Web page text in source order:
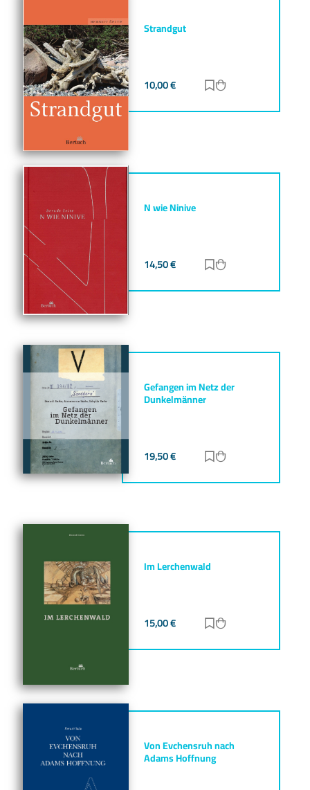
Strandgut
10,00€ Zur Merkliste
N wie Ninive
14,50€ Zur Merkliste
Gefangen im Netz der
Dunkelmänner
19,50€ Zur Merkliste
Im Lerchenwald
15,00€ Zur Merkliste
Von Evchensruh nach
Adams Hoffnung